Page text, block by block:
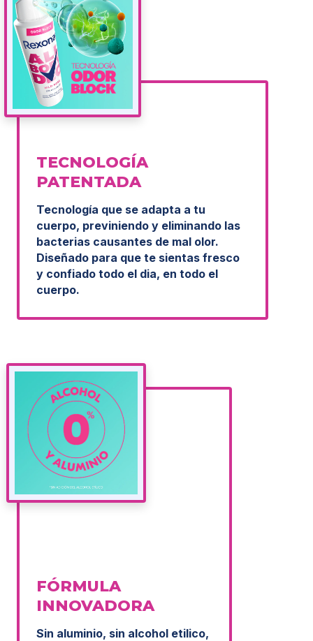
TECNOLOGÍA
PATENTADA
Tecnología que se adapta a tu
cuerpo, previniendo y eliminando las
bacterias causantes de mal olor.
Diseñado para que te sientas fresco
y confiado todo el dia, en todo el
cuerpo.
FÓRMULA
INNOVADORA
Sin aluminio, sin alcohol etilico,